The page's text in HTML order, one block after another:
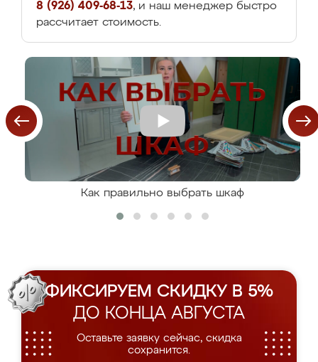
8 (926) 409-68-13, и наш менеджер быстро
рассчитает стоимость.
Как правильно выбрать шкаф
ФИКСИРУЕМ СКИДКУ В 5%
ДО КОНЦА АВГУСТА
Оставьте заявку сейчас, скидка
сохранится.